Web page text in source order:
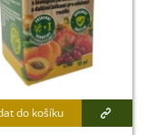
do košíku